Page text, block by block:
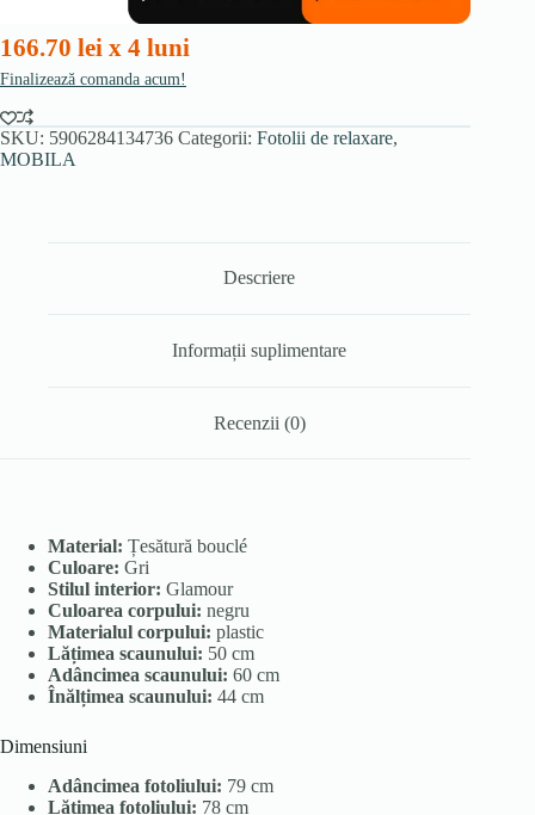
166.70 lei x 4 luni
Finalizează comanda acum!
SKU: 5906284134736 Categorii: Fotolii de relaxare,
MOBILA
Descriere
Informații suplimentare
Recenzii (0)
Material: Țesătură bouclé
Culoare: Gri
Stilul interior: Glamour
Culoarea corpului: negru
Materialul corpului: plastic
Lățimea scaunului: 50 cm
Adâncimea scaunului: 60 cm
Înălțimea scaunului: 44 cm
Dimensiuni
Adâncimea fotoliului: 79 cm
Lățimea fotoliului: 78 cm